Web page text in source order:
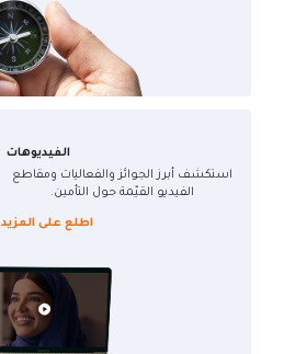
الفيديوهات
استكشف أبرز الجوائز والفعاليات ومقاطع
الفيديو القيّمة حول التأمين.
اطلع على المزيد